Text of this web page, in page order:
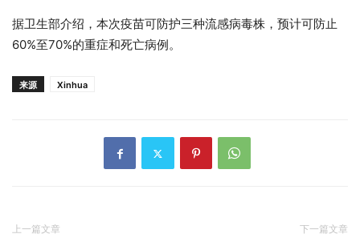
据卫生部介绍，本次疫苗可防护三种流感病毒株，预计可防止
60%至70%的重症和死亡病例。
来源 Xinhua
上一篇文章 下一篇文章